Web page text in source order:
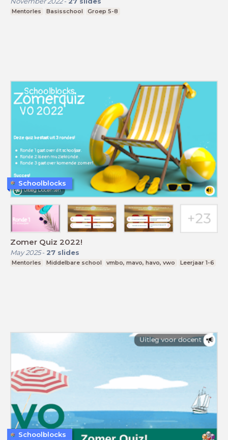
Mentorles Basisschool Groep 5-8
Zomer Quiz 2022!
May 2025- 27 slides
Mentorles Middelbare school vmbo, mavo, havo, vwo Leerjaar 1-6
Schoolblocks
Schoolblocks